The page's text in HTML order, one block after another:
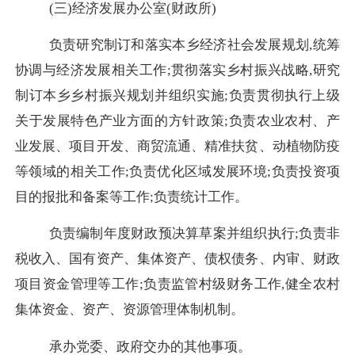
(三)经济发展办公室(财政所)
负责研究制订和落实本乡经济社会发展规划,统筹
协调与经济发展相关工作;贯彻落实乡村振兴战略,研究
制订本乡乡村振兴规划并组织实施;负责贯彻执行上级
关于发展特色产业方面的方针政策;负责农业农村、产
业发展、项目开发、商贸流通、精准扶贫、动植物防疫
等领域的相关工作;负责优化区域发展环境;负责投资项
目的报批和备案等工作;负责统计工作。
负责编制年度财政预决算草案并组织执行;负责非
税收入、国有资产、集体资产、债权债务、内审、财政
项目资金管理等工作;负责监管村级财务工作,健全农村
集体资金、资产、资源管理体制机制。
承办党委、政府交办的其他事项。